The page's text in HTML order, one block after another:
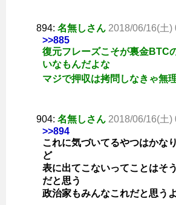
894: 名無しさん 2018/06/16(土)
>>885
復元フレーズこそが裏金BTC
いなもんだよな
マジで押収は拷問しなきゃ無
904: 名無しさん 2018/06/16(土)
>>894
これに気づいてるやつはかな
ど
表に出てこないってことはそ
だと思う
政治家もみんなこれだと思うよ